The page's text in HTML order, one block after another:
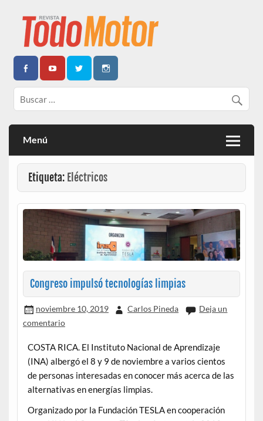
Todo Motor | Centroamérica
Menú
Etiqueta: Eléctricos
Congreso impulsó tecnologías limpias
noviembre 10, 2019 Carlos Pineda
Deja un
comentario
COSTA RICA. El Instituto Nacional de Aprendizaje
(INA) albergó el 8 y 9 de noviembre a varios cientos
de personas interesadas en conocer más acerca de las
alternativas en energías limpias.
Organizado por la Fundación TESLA en cooperación